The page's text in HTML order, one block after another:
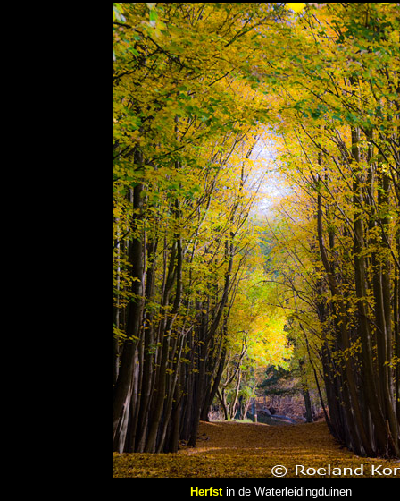
Herfstin de Waterleidingduinen